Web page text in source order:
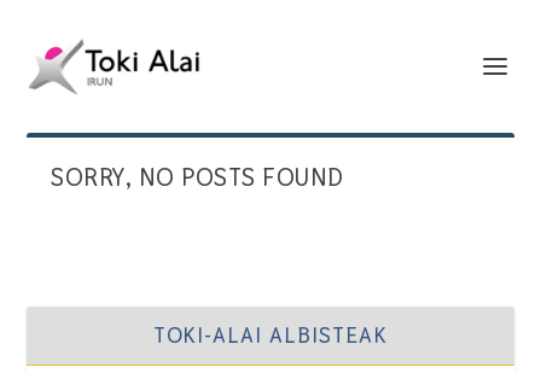
SORRY, NO POSTS FOUND
TOKI-ALAI ALBISTEAK